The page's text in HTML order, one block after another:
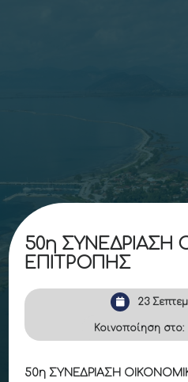
50η ΣΥΝΕΔΡΙΑΣΗ
ΕΠΙΤΡΟΠΗΣ
23
Κοινοποίηση στο:
50η ΣΥΝΕΔΡΙΑΣΗ